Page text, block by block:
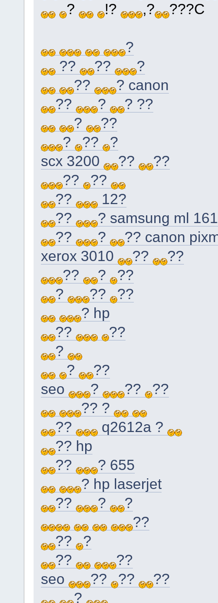
?
!? ,? ???C
?
??
??
?
??
? canon
??
?
? ??
?
??
?
??
?
scx 3200
??
??
??
??
??
12?
??
? samsung ml
??
?
?? canon
xerox 3010
??
??
??
?
??
?
??
??
? hp
??
??
?
?
??
seo
? ??
??
?? ?
??
q2612a ?
?? hp
??
? 655
? hp laserjet
??
?
?
??
??
?
??
??
seo
?? ??
??
?